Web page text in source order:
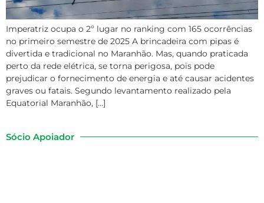
Imperatriz ocupa o 2º lugar no ranking com 165 ocorrências
no primeiro semestre de 2025 A brincadeira com pipas é
divertida e tradicional no Maranhão. Mas, quando praticada
perto da rede elétrica, se torna perigosa, pois pode
prejudicar o fornecimento de energia e até causar acidentes
graves ou fatais. Segundo levantamento realizado pela
Equatorial Maranhão, […]
Sócio Apoiador